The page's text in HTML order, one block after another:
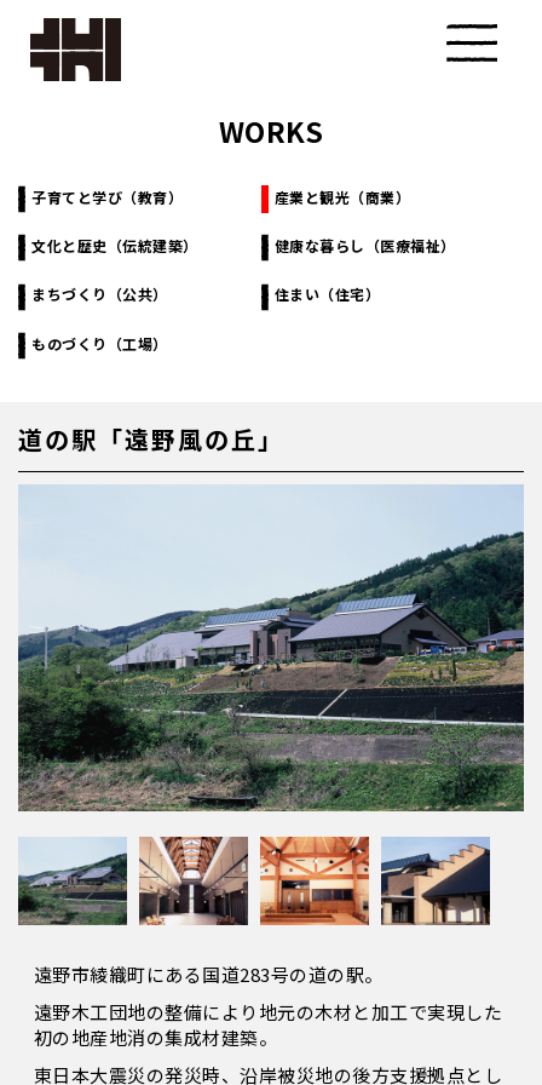
社カク
タ設計
WORKS
子育てと学び（教育） 産業と観光（商業）
文化と歴史（伝統建築） 健康な暮らし（医療福祉）
まちづくり（公共） 住まい（住宅）
ものづくり（工場）
道の駅「遠野風の丘」
遠野市綾織町にある国道283号の道の駅。
遠野木工団地の整備により地元の木材と加工で実現した
初の地産地消の集成材建築。
東日本大震災の発災時、沿岸被災地の後方支援拠点とし